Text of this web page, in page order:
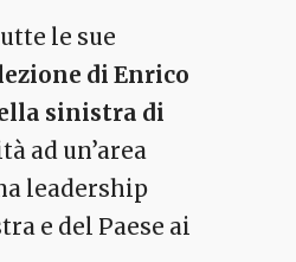
le sue
di Enrico
sinistra di
ad un’area
leadership
e del Paese ai